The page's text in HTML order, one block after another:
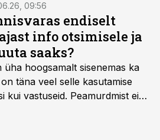
09:56
endiselt
info otsimisele ja
saaks?
üha hoogsamalt sisenemas ka
täna veel selle kasutamise
kui vastuseid. Peamurdmist ei